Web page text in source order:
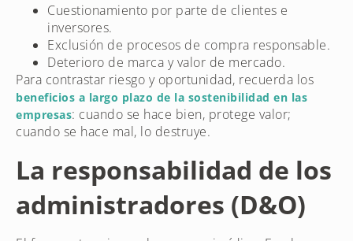
Cuestionamiento por parte de clientes e
inversores.
Exclusión de procesos de compra responsable.
Deterioro de marca y valor de mercado.
Para contrastar riesgo y oportunidad, recuerda los
beneficios a largo plazo de la sostenibilidad en las
empresas: cuando se hace bien, protege valor;
cuando se hace mal, lo destruye.
La responsabilidad de los
administradores (D&O)